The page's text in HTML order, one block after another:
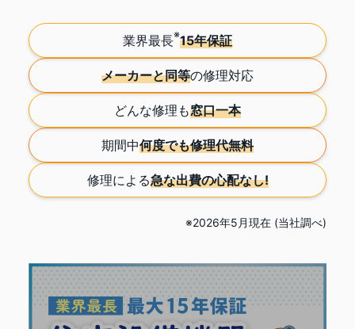
業界最長※15年保証
メーカーと同等の修理対応
どんな修理も窓口一本
期間中何度でも修理代無料
修理による急な出費の心配なし!
※2026年5月現在 (当社調べ)